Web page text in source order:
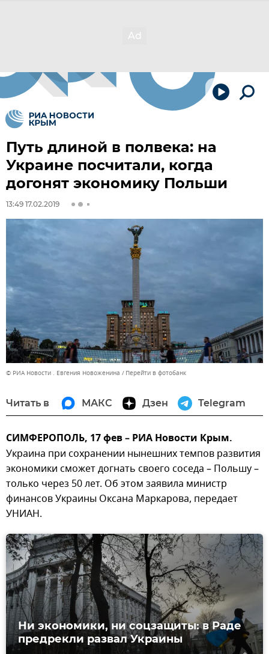
Путь длиной в полвека: на
Украине посчитали, когда
догонят экономику Польши
13:49 17.02.2019
© РИА Новости . Евгения Новоженина Перейти в фотобанк
Читать в МАКС Дзен Telegram
СИМФЕРОПОЛЬ, 17 фев – РИА Новости Крым.
Украина при сохранении нынешних темпов развития
экономики сможет догнать своего соседа – Польшу –
только через 50 лет. Об этом заявила министр
финансов Украины Оксана Маркарова, передает
УНИАН.
Ни экономики, ни соцзащиты: в Раде
предрекли развал Украины